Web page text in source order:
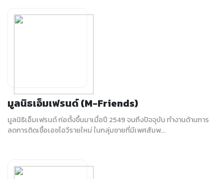
มูลนิธเอ็มเฟรนด์ (M-Friends)
มูลนิธิเอ็มเฟรนด์ ก่อตั้งขึ้นมาเมื่อปี 2549 จนถึงปัจจุบัน ทำงานด้านการ
ลดการติดเชื้อเอชไอวีรายใหม่ ในกลุ่มชายที่มีเพศสัมพ...